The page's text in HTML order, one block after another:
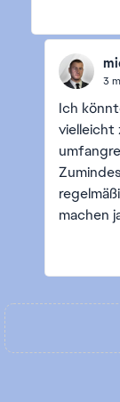
3
Ich
vielleicht
machen